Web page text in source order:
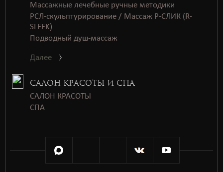
САЛОН КРАСОТЫ И СПА
САЛОН КРАСОТЫ
СПАㅤㅤ
Массажные лечебные ручные методики
РСЛ-скульптурирование / Массаж Р-СЛИК (R-
SLEEK)
Подводный душ-массаж
Далее